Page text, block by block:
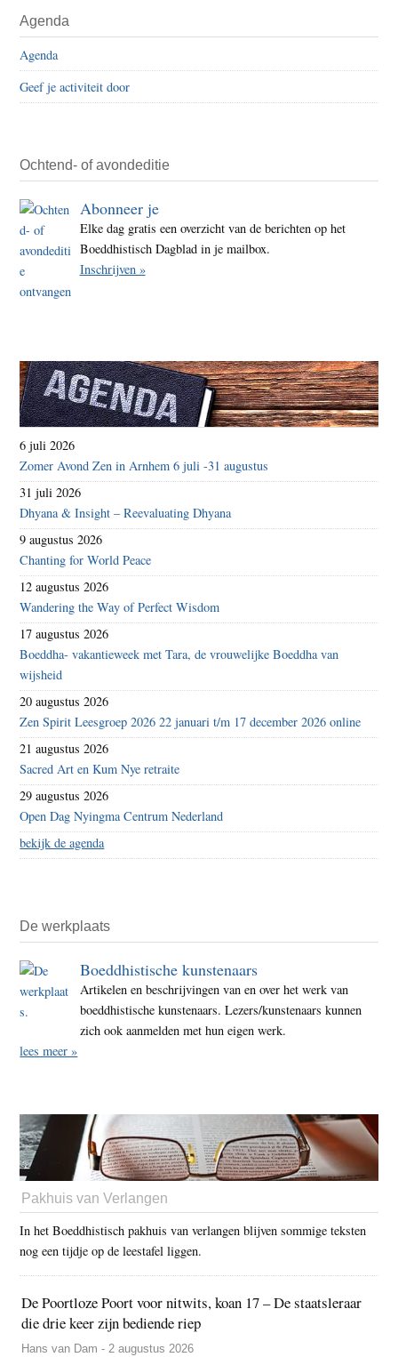
Agenda
Agenda
Geef je activiteit door
Ochtend- of avondeditie
Abonneer je
Elke dag gratis een overzicht van de berichten op het
Boeddhistisch Dagblad in je mailbox.
Inschrijven »
6 juli 2026
Zomer Avond Zen in Arnhem 6 juli -31 augustus
31 juli 2026
Dhyana & Insight – Reevaluating Dhyana
9 augustus 2026
Chanting for World Peace
12 augustus 2026
Wandering the Way of Perfect Wisdom
17 augustus 2026
Boeddha- vakantieweek met Tara, de vrouwelijke Boeddha van
wijsheid
20 augustus 2026
Zen Spirit Leesgroep 2026 22 januari t/m 17 december 2026 online
21 augustus 2026
Sacred Art en Kum Nye retraite
29 augustus 2026
Open Dag Nyingma Centrum Nederland
bekijk de agenda
De werkplaats
Boeddhistische kunstenaars
Artikelen en beschrijvingen van en over het werk van
boeddhistische kunstenaars. Lezers/kunstenaars kunnen
zich ook aanmelden met hun eigen werk.
lees meer »
Pakhuis van Verlangen
In het Boeddhistisch pakhuis van verlangen blijven sommige teksten
nog een tijdje op de leestafel liggen.
De Poortloze Poort voor nitwits, koan 17 – De staatsleraar
die drie keer zijn bediende riep
Hans van Dam - 2 augustus 2026